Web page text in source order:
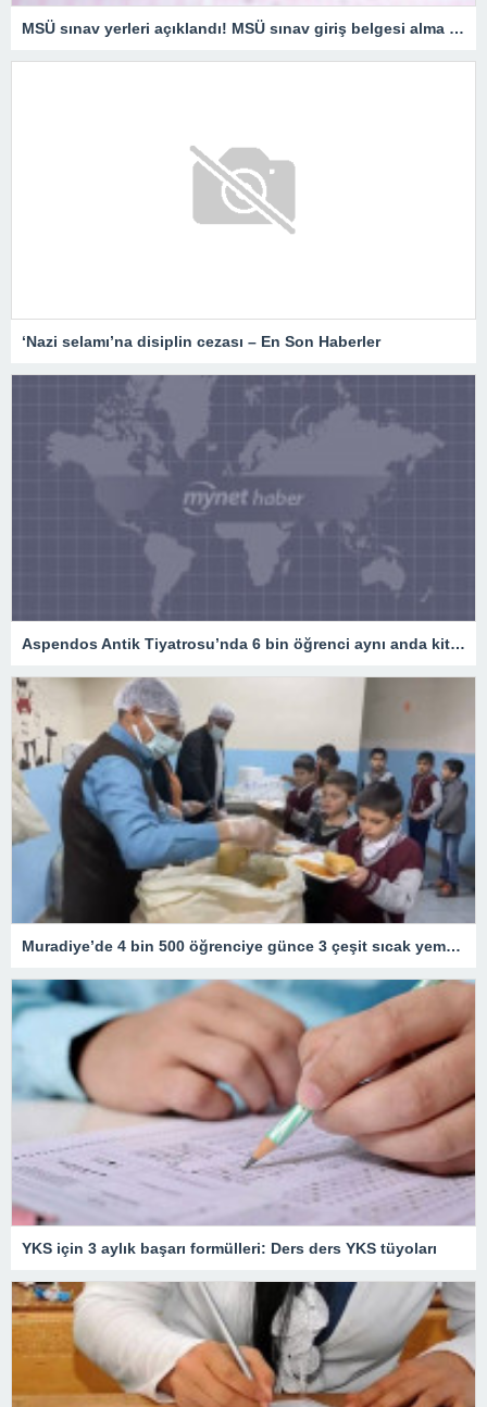
MSÜ sınav yerleri açıklandı! MSÜ sınav giriş belgesi alma ekranı… MSÜ sınav tarihi ne zaman?
‘Nazi selamı’na disiplin cezası – En Son Haberler
Aspendos Antik Tiyatrosu’nda 6 bin öğrenci aynı anda kitap okudu
Muradiye’de 4 bin 500 öğrenciye günce 3 çeşit sıcak yemek desteği yüzleri güldürdü
YKS için 3 aylık başarı formülleri: Ders ders YKS tüyoları